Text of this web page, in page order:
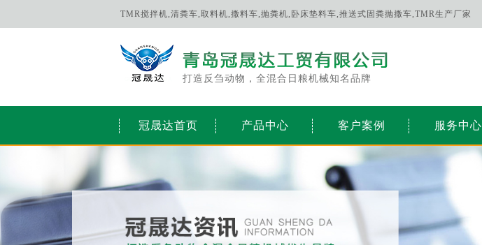
TMR搅拌机,清粪车,取料机,撒料车,抛粪机,卧床垫料车,推送式固粪抛撒车,TMR生产厂家
打造反刍动物，全混合日粮机械知名品牌
冠晟达首页 产品中心 客户案例 服务中心